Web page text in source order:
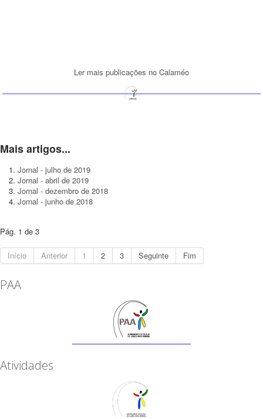
Ler mais publicações no Calaméo
Mais artigos...
Jornal - julho de 2019
Jornal - abril de 2019
Jornal - dezembro de 2018
Jornal - junho de 2018
Pág. 1 de 3
Início Anterior 1 2 3 Seguinte Fim
PAA
Atividades